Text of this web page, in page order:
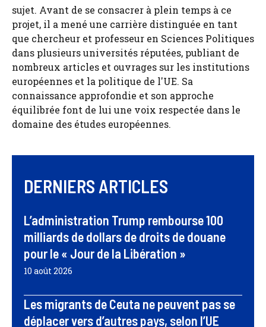
sujet. Avant de se consacrer à plein temps à ce
projet, il a mené une carrière distinguée en tant
que chercheur et professeur en Sciences Politiques
dans plusieurs universités réputées, publiant de
nombreux articles et ouvrages sur les institutions
européennes et la politique de l'UE. Sa
connaissance approfondie et son approche
équilibrée font de lui une voix respectée dans le
domaine des études européennes.
DERNIERS ARTICLES
L’administration Trump rembourse 100
milliards de dollars de droits de douane
pour le « Jour de la Libération »
10 août 2026
Les migrants de Ceuta ne peuvent pas se
déplacer vers d’autres pays, selon l’UE